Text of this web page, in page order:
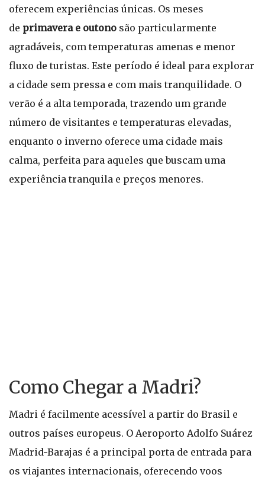
oferecem experiências únicas. Os meses
de primavera e outono são particularmente
agradáveis, com temperaturas amenas e menor
fluxo de turistas. Este período é ideal para explorar
a cidade sem pressa e com mais tranquilidade. O
verão é a alta temporada, trazendo um grande
número de visitantes e temperaturas elevadas,
enquanto o inverno oferece uma cidade mais
calma, perfeita para aqueles que buscam uma
experiência tranquila e preços menores.
Como Chegar a Madri?
Madri é facilmente acessível a partir do Brasil e
outros países europeus. O Aeroporto Adolfo Suárez
Madrid-Barajas é a principal porta de entrada para
os viajantes internacionais, oferecendo voos